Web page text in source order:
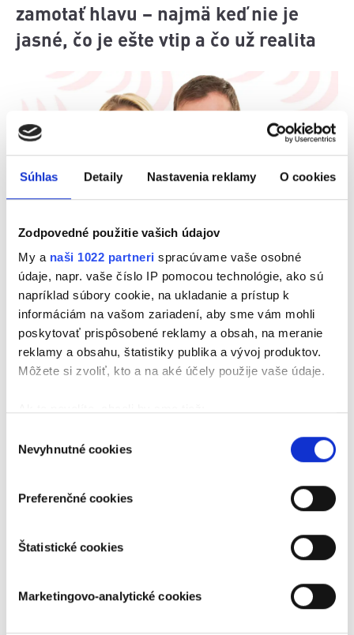
Súhlas Detaily Nastavenia reklamy O cookies
Zodpovedné použitie vašich údajov
My a naši 1022 partneri spracúvame vaše osobné
údaje, napr. vaše číslo IP pomocou technológie, ako sú
napríklad súbory cookie, na ukladanie a prístup k
informáciám na vašom zariadení, aby sme vám mohli
poskytovať prispôsobené reklamy a obsah, na meranie
reklamy a obsahu, štatistiky publika a vývoj produktov.
Môžete si zvoliť, kto a na aké účely použije vaše údaje.
polohe s presnosťou na niekoľko metrov
skenovaním konkrétnych charakteristík (odtlačky
prstov).
údaje, nájdete v časti s
. Súhlas
súhlasu
Nevyhnutné cookies
Preferenčné cookies
Štatistické cookies
Marketingovo-analytické cookies
zamotať hlavu – najmä keď nie je
jasné, čo je ešte vtip a čo už realita
Dúfala, že si robí iba prvoaprílový žart, keď
neprišiel na vysielanie. No on to myslel vážne.
Vypočujte si, čo Milan vyviedol Martine na prvého
apríla.